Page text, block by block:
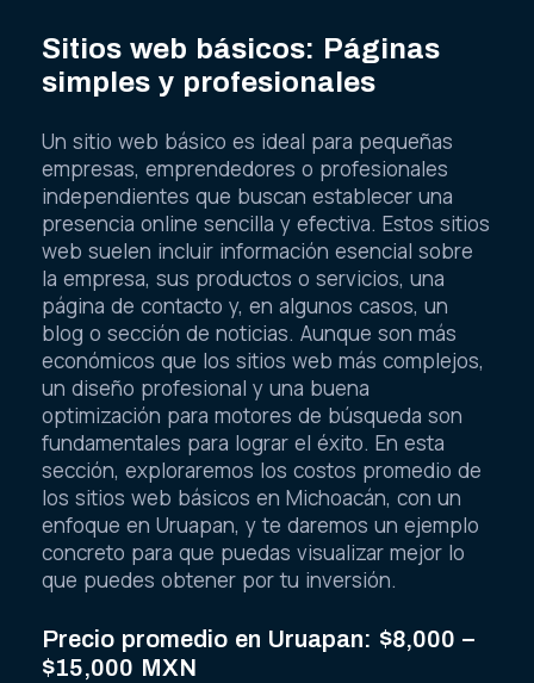
Sitios web básicos: Páginas
simples y profesionales
Un sitio web básico es ideal para pequeñas
empresas, emprendedores o profesionales
independientes que buscan establecer una
presencia online sencilla y efectiva. Estos sitios
web suelen incluir información esencial sobre
la empresa, sus productos o servicios, una
página de contacto y, en algunos casos, un
blog o sección de noticias. Aunque son más
económicos que los sitios web más complejos,
un diseño profesional y una buena
optimización para motores de búsqueda son
fundamentales para lograr el éxito. En esta
sección, exploraremos los costos promedio de
los sitios web básicos en Michoacán, con un
enfoque en Uruapan, y te daremos un ejemplo
concreto para que puedas visualizar mejor lo
que puedes obtener por tu inversión.
Precio promedio en Uruapan: $8,000 –
$15,000 MXN